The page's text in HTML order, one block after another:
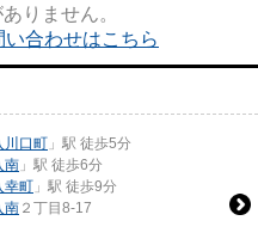
りません。
合わせはこちら
川口町 」駅 徒歩5分
南 」駅 徒歩6分
幸町 」駅 徒歩9分
南 ２丁目8-17